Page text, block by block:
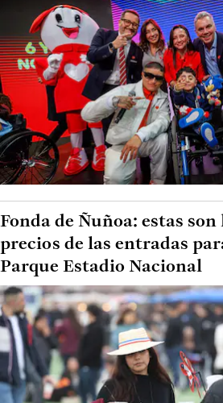
Fonda de Ñuñoa: estas son
precios de las entradas
Parque Estadio Nacional